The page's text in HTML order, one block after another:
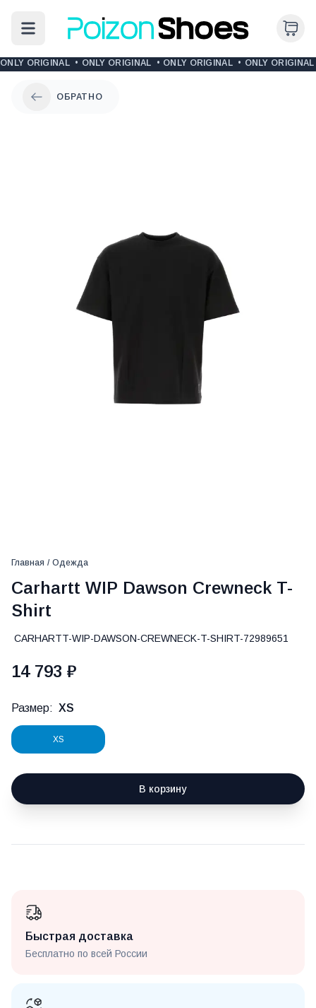
ONLY ORIGINAL • ONLY ORIGINAL • ONLY ORIGINAL • ONLY ORIGINAL
ОБРАТНО
Главная / Одежда
Carhartt WIP Dawson Crewneck T-
Shirt
CARHARTT-WIP-DAWSON-CREWNECK-T-SHIRT-72989651
14 793 ₽
Размер: XS
XS
В корзину
Быстрая доставка
Бесплатно по всей России